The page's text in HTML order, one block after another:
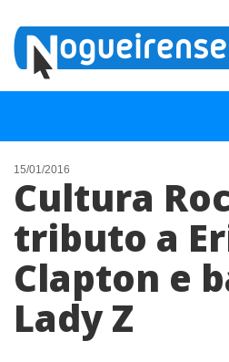
NOTÍCIAS
LISTA DIGITAL
TELEFONES ÚTEIS
QUEM SOMOS
CONTATO
15/01/2016
Cultura
tributo a
Clapton e
Lady Z